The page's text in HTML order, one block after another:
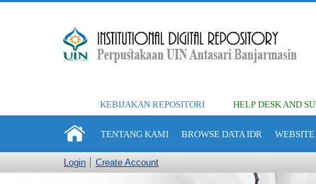
KEBIJAKAN REPOSITORI HELP DESK AND
TENTANG KAMI BROWSE DATA IDR
Login Create Account